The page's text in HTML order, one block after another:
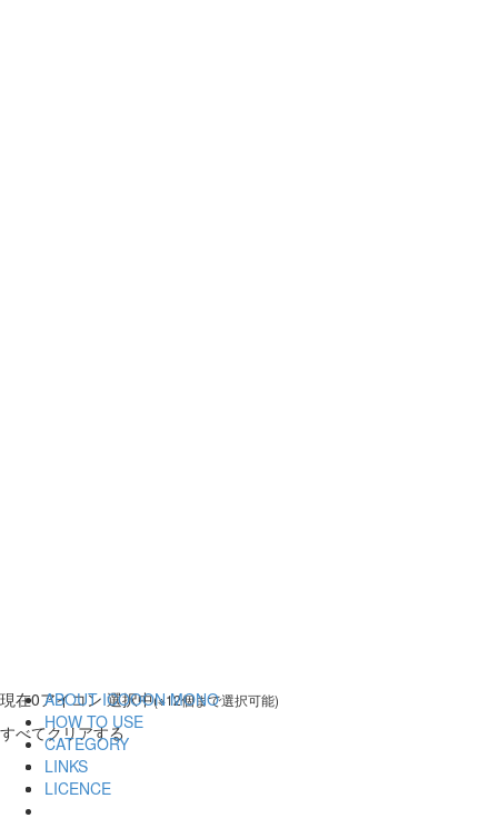
現在0アイコン 選択中(※12個まで選択可能)
すべてクリアする
ABOUT ICOOON MONO
HOW TO USE
CATEGORY
LINKS
LICENCE